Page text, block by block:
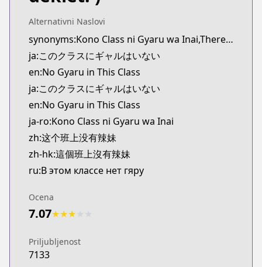
https://kitsu.app/manga/73059
CDJapan
CDJapan
https://www.anime-planet.com/manga/https://
MangaUpdates
MangaUpdates
https://www.mangaupdates.com/
Book☆Walker
Book☆Walker
https://bookwalker.jp/series/506849/list
Official English
Official English
Alternativni Naslovi
synonyms:Kono Class ni Gyaru wa Inai,There Are No Gals in This Class
ja:このクラスにギャルはいない
en:No Gyaru in This Class
ja:このクラスにギャルはいない
en:No Gyaru in This Class
ja-ro:Kono Class ni Gyaru wa Inai
zh:这个班上没有辣妹
zh-hk:這個班上沒有辣妹
ru:В этом классе нет гяру
Ocena
7.07★★★
Priljubljenost
7133